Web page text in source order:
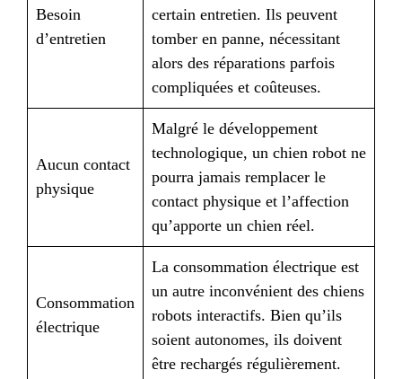
Besoin
d’entretien
certain entretien. Ils peuvent
tomber en panne, nécessitant
alors des réparations parfois
compliquées et coûteuses.
Aucun contact
physique
Malgré le développement
technologique, un chien robot ne
pourra jamais remplacer le
contact physique et l’affection
qu’apporte un chien réel.
Consommation
électrique
La consommation électrique est
un autre inconvénient des chiens
robots interactifs. Bien qu’ils
soient autonomes, ils doivent
être rechargés régulièrement.